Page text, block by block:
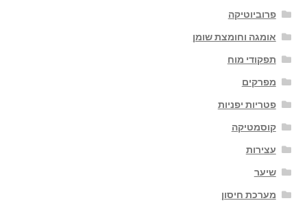
פרוביוטיקה
אומגה וחומצת שומן
תפקודי מוח
מפרקים
פטריות יפניות
קוסמטיקה
עצירות
שיער
מערכת חיסון